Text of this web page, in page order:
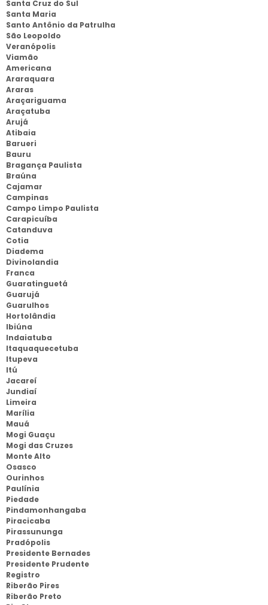
Santa Cruz do Sul
Santa Maria
Santo Antônio da Patrulha
São Leopoldo
Veranópolis
Viamão
Americana
Araraquara
Araras
Araçariguama
Araçatuba
Arujá
Atibaia
Barueri
Bauru
Bragança Paulista
Braúna
Cajamar
Campinas
Campo Limpo Paulista
Carapicuíba
Catanduva
Cotia
Diadema
Divinolandia
Franca
Guaratinguetá
Guarujá
Guarulhos
Hortolândia
Ibiúna
Indaiatuba
Itaquaquecetuba
Itupeva
Itú
Jacareí
Jundiaí
Limeira
Marília
Mauá
Mogi Guaçu
Mogi das Cruzes
Monte Alto
Osasco
Ourinhos
Paulínia
Piedade
Pindamonhangaba
Piracicaba
Pirassununga
Pradópolis
Presidente Bernades
Presidente Prudente
Registro
Riberão Pires
Riberão Preto